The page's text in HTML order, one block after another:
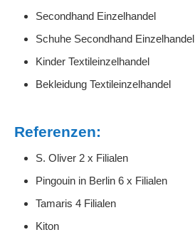
Secondhand Einzelhandel
Schuhe Secondhand Einzelhandel
Kinder Textileinzelhandel
Bekleidung Textileinzelhandel
Referenzen:
S. Oliver 2 x Filialen
Pingouin in Berlin 6 x Filialen
Tamaris 4 Filialen
Kiton